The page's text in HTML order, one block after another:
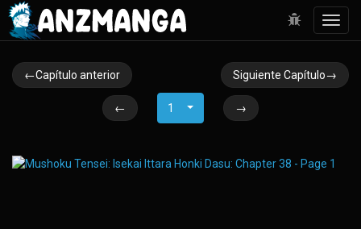
←Capítulo anterior Siguiente Capítulo→
← 1 →